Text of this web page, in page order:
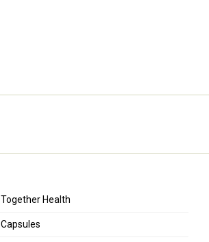
Together Health
Capsules